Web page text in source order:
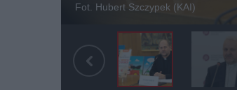
Fot. Hubert Szczypek (KAI)